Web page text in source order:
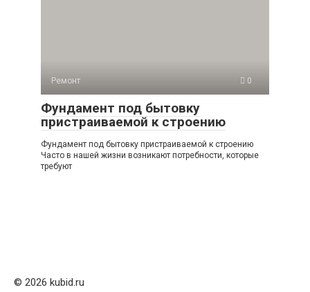
Ремонт 0
Фундамент под бытовку
пристраиваемой к строению
Фундамент под бытовку пристраиваемой к строению
Часто в нашей жизни возникают потребности, которые
требуют
© 2026 kubid.ru